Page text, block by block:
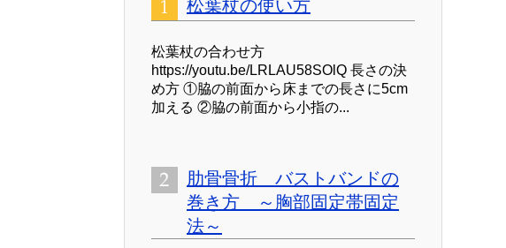
松葉杖の使い方
松葉杖の合わせ方
https://youtu.be/LRLAU58SOlQ 長さの決
め方 ①脇の前面から床までの長さに5cm
加える ②脇の前面から小指の...
肋骨骨折 バストバンドの
巻き方 ～胸部固定帯固定
法～